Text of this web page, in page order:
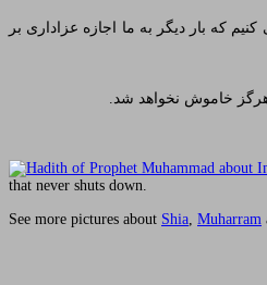
که بار دیگر به ما اجازه عزاداری بر
خاموش نخواهد شد.
that never shuts down.
See more pictures about Shia, Muharram